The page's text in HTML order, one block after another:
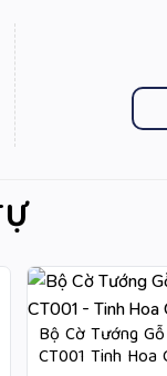
Bộ Cờ Tướng
CT001 Tinh Hoa